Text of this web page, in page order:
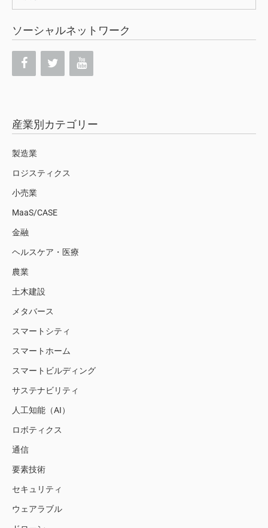
索:
ソーシャルネットワーク
産業別カテゴリー
製造業
ロジスティクス
小売業
MaaS/CASE
金融
ヘルスケア・医療
農業
土木建設
メタバース
スマートシティ
スマートホーム
スマートビルディング
サステナビリティ
人工知能（AI）
ロボティクス
通信
要素技術
セキュリティ
ウェアラブル